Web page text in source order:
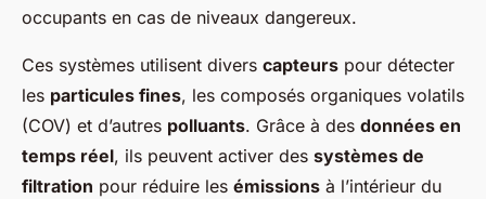
occupants en cas de niveaux dangereux.
Ces systèmes utilisent divers capteurs pour détecter
les particules fines, les composés organiques volatils
(COV) et d’autres polluants. Grâce à des données en
temps réel, ils peuvent activer des systèmes de
filtration pour réduire les émissions à l’intérieur du